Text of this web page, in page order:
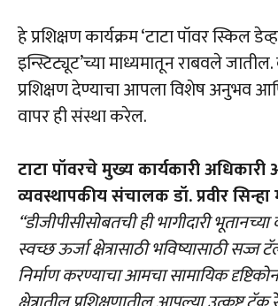
हे प्रशिक्षण कार्यक्रम ‘टाटा पॉवर स्किल
इन्स्टिट्यूट’च्या माध्यमातून राबवले जातील.
प्रशिक्षण देण्याचा आपला विशेष अनुभव
वापर ही संस्था करेल.
टाटा पॉवरचे मुख्य कार्यकारी
व्यवस्थापकीय संचालक डॉ. प्रवीर
“डीजीपीसीसोबतची ही भागीदारी
स्वच्छ ऊर्जा क्षेत्रासाठी भविष्यासाठी सज्ज
निर्माण करण्याचा आमचा सामायिक